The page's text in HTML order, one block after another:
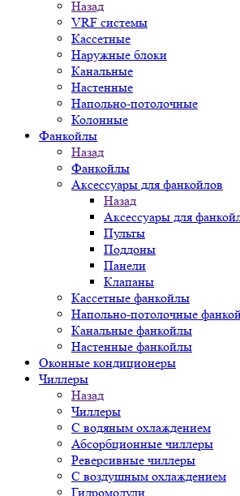
Назад
VRF системы
Кассетные
Наружные блоки
Канальные
Настенные
Напольно-потолочные
Колонные
Фанкойлы
Назад
Фанкойлы
Аксессуары для фанкойлов
Назад
Аксессуары для
Пульты
Поддоны
Панели
Клапаны
Кассетные фанкойлы
Напольно-потолочные
Канальные фанкойлы
Настенные фанкойлы
Оконные кондиционеры
Чиллеры
Назад
Чиллеры
С водяным охлаждением
Абсорбционные чиллеры
Реверсивные чиллеры
С воздушным охлаждением
Гидромодули